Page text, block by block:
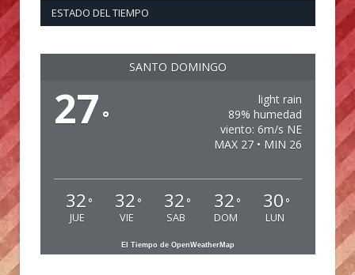
ESTADO DEL TIEMPO
SANTO DOMINGO
27 °
light rain
89% humedad
viento: 6m/s NE
MAX 27 • MIN 26
32 °
JUE
32 °
VIE
32 °
SAB
32 °
DOM
30 °
LUN
El Tiempo de OpenWeatherMap